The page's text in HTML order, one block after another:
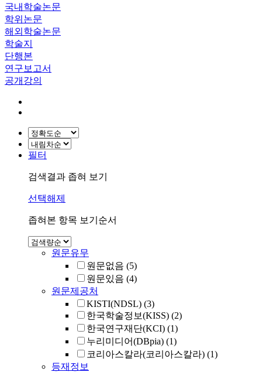
국내학술논문
학위논문
해외학술논문
학술지
단행본
연구보고서
공개강의
필터
검색결과 좁혀 보기
선택해제
좁혀본 항목 보기순서
원문유무
원문없음 (5)
원문있음 (4)
원문제공처
KISTI(NDSL) (3)
한국학술정보(KISS) (2)
한국연구재단(KCI) (1)
누리미디어(DBpia) (1)
코리아스칼라(코리아스칼라) (1)
등재정보